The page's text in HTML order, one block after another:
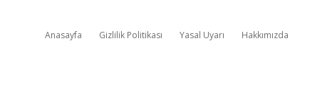
Anasayfa Gizlilik Politikası Yasal Uyarı Hakkımızda